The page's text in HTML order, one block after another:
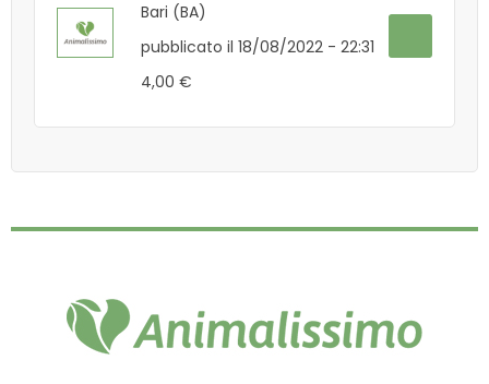
Bari (BA)
pubblicato il 18/08/2022 - 22:31
4,00 €